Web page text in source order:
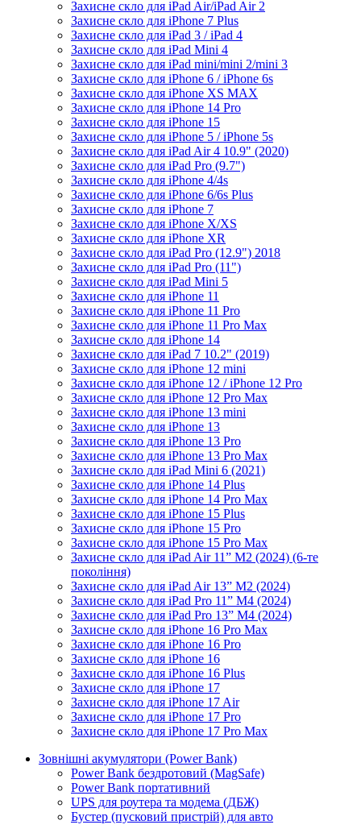
Захисне скло для iPad Air/iPad Air 2
Захисне скло для iPhone 7 Plus
Захисне скло для iPad 3 / iPad 4
Захисне скло для iPad Mini 4
Захисне скло для iPad mini/mini 2/mini 3
Захисне скло для iPhone 6 / iPhone 6s
Захисне скло для iPhone XS MAX
Захисне скло для iPhone 14 Pro
Захисне скло для iPhone 15
Захисне скло для iPhone 5 / iPhone 5s
Захисне скло для iPad Air 4 10.9" (2020)
Захисне скло для iPad Pro (9.7")
Захисне скло для iPhone 4/4s
Захисне скло для iPhone 6/6s Plus
Захисне скло для iPhone 7
Захисне скло для iPhone X/XS
Захисне скло для iPhone XR
Захисне скло для iPad Pro (12.9") 2018
Захисне скло для iPad Pro (11")
Захисне скло для iPad Mini 5
Захисне скло для iPhone 11
Захисне скло для iPhone 11 Pro
Захисне скло для iPhone 11 Pro Max
Захисне скло для iPhone 14
Захисне скло для iPad 7 10.2" (2019)
Захисне скло для iPhone 12 mini
Захисне скло для iPhone 12 / iPhone 12 Pro
Захисне скло для iPhone 12 Pro Max
Захисне скло для iPhone 13 mini
Захисне скло для iPhone 13
Захисне скло для iPhone 13 Pro
Захисне скло для iPhone 13 Pro Max
Захисне скло для iPad Mini 6 (2021)
Захисне скло для iPhone 14 Plus
Захисне скло для iPhone 14 Pro Max
Захисне скло для iPhone 15 Plus
Захисне скло для iPhone 15 Pro
Захисне скло для iPhone 15 Pro Max
Захисне скло для iPad Air 11” M2 (2024) (6-те
покоління)
Захисне скло для iPad Air 13” M2 (2024)
Захисне скло для iPad Pro 11” M4 (2024)
Захисне скло для iPad Pro 13” M4 (2024)
Захисне скло для iPhone 16 Pro Max
Захисне скло для iPhone 16 Pro
Захисне скло для iPhone 16
Захисне скло для iPhone 16 Plus
Захисне скло для iPhone 17
Захисне скло для iPhone 17 Air
Захисне скло для iPhone 17 Pro
Захисне скло для iPhone 17 Pro Max
Зовнішні акумулятори (Power Bank)
Power Bank бездротовий (MagSafe)
Power Bank портативний
UPS для роутера та модема (ДБЖ)
Бустер (пусковий пристрій) для авто